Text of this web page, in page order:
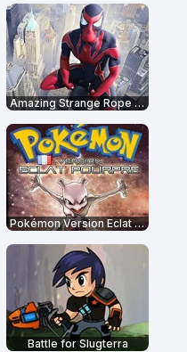
Amazing Strange Rope Police
Pokémon Version Eclat Pourpre
Battle for Slugterra